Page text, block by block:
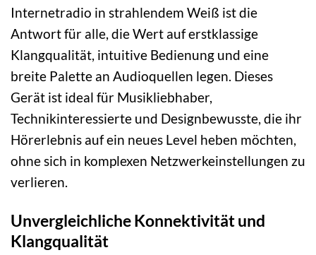
Internetradio in strahlendem Weiß ist die
Antwort für alle, die Wert auf erstklassige
Klangqualität, intuitive Bedienung und eine
breite Palette an Audioquellen legen. Dieses
Gerät ist ideal für Musikliebhaber,
Technikinteressierte und Designbewusste, die ihr
Hörerlebnis auf ein neues Level heben möchten,
ohne sich in komplexen Netzwerkeinstellungen zu
verlieren.
Unvergleichliche Konnektivität und
Klangqualität